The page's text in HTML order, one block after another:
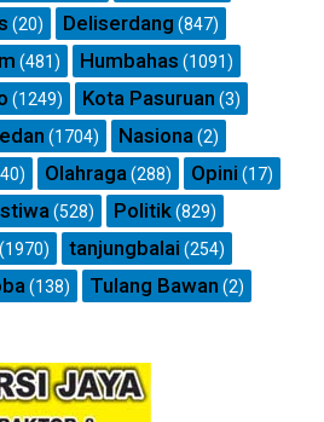
(20) Deliserdang (847)
(481) Humbahas (1091)
(1249) Kota Pasuruan (3)
(1704) Nasiona(2)
Olahraga(288) Opini (17)
(528) Politik(829)
(1970) tanjungbalai (254)
(138) Tulang Bawan (2)